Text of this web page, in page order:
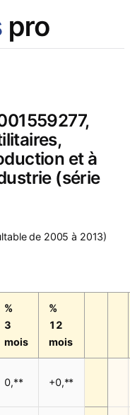
et à
(série
de 2005 à 2013)
%
3
mois
%
12
mois
0,** +0,**